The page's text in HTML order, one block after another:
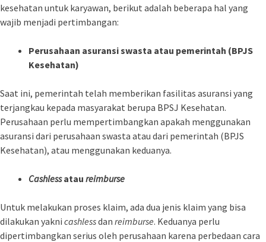
kesehatan untuk karyawan, berikut adalah beberapa hal yang
wajib menjadi pertimbangan:
Perusahaan asuransi swasta atau pemerintah (BPJS
Kesehatan)
Saat ini, pemerintah telah memberikan fasilitas asuransi yang
terjangkau kepada masyarakat berupa BPSJ Kesehatan.
Perusahaan perlu mempertimbangkan apakah menggunakan
asuransi dari perusahaan swasta atau dari pemerintah (BPJS
Kesehatan), atau menggunakan keduanya.
Cashlessatau reimburse
Untuk melakukan proses klaim, ada dua jenis klaim yang bisa
dilakukan yakni cashlessdan reimburse. Keduanya perlu
dipertimbangkan serius oleh perusahaan karena perbedaan cara